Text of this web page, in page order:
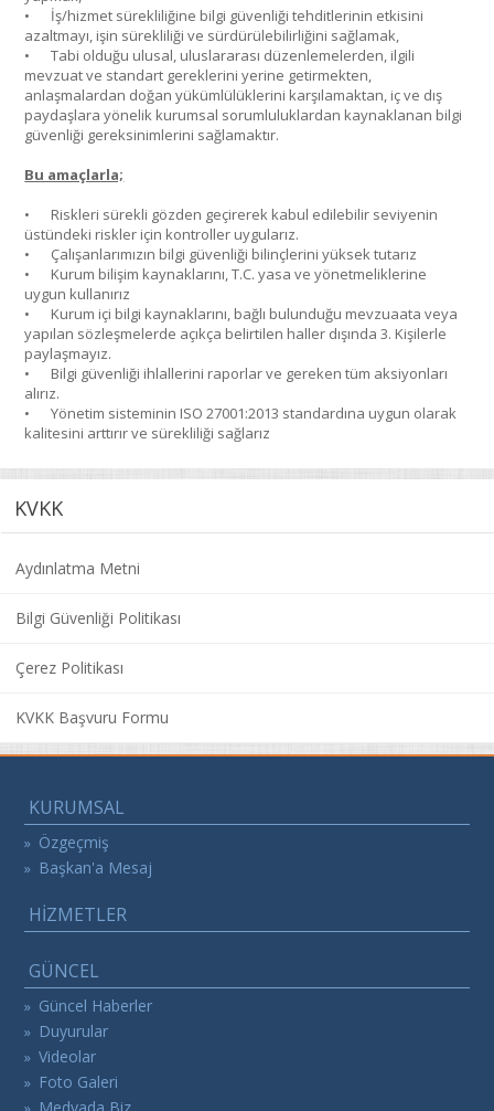
•
İş/hizmet sürekliliğine bilgi güvenliği tehditlerinin etkisini
azaltmayı, işin sürekliliği ve sürdürülebilirliğini sağlamak,
•
Tabi olduğu ulusal, uluslararası düzenlemelerden, ilgili
mevzuat ve standart gereklerini yerine getirmekten,
anlaşmalardan doğan yükümlülüklerini karşılamaktan, iç ve dış
paydaşlara yönelik kurumsal sorumluluklardan kaynaklanan bilgi
güvenliği gereksinimlerini sağlamaktır.
Bu amaçlarla;
•
Riskleri sürekli gözden geçirerek kabul edilebilir seviyenin
üstündeki riskler için kontroller uygularız.
•
Çalışanlarımızın bilgi güvenliği bilinçlerini yüksek tutarız
•
Kurum bilişim kaynaklarını, T.C. yasa ve yönetmeliklerine
uygun kullanırız
•
Kurum içi bilgi kaynaklarını, bağlı bulunduğu mevzuaata veya
yapılan sözleşmelerde açıkça belirtilen haller dışında 3. Kişilerle
paylaşmayız.
•
Bilgi güvenliği ihlallerini raporlar ve gereken tüm aksiyonları
alırız.
•
Yönetim sisteminin ISO 27001:2013 standardına uygun olarak
kalitesini arttırır ve sürekliliği sağlarız
KVKK
Aydınlatma Metni
Bilgi Güvenliği Politikası
Çerez Politikası
KVKK Başvuru Formu
KURUMSAL
» Özgeçmiş
» Başkan'a Mesaj
HİZMETLER
GÜNCEL
» Güncel Haberler
» Duyurular
» Videolar
» Foto Galeri